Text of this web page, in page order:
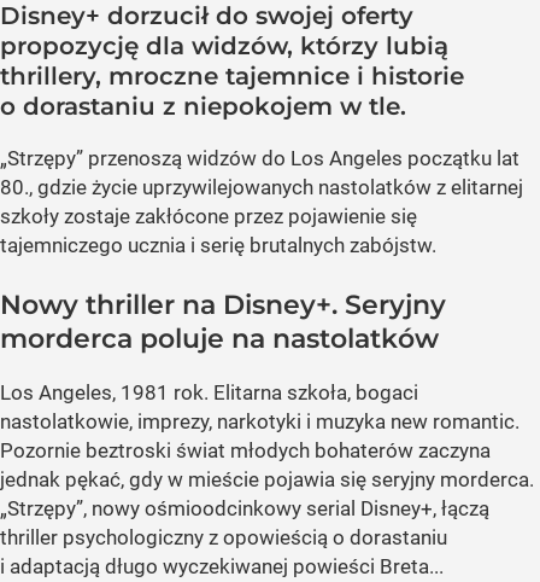
Disney+ dorzucił do swojej oferty
propozycję dla widzów, którzy lubią
thrillery, mroczne tajemnice i historie
o dorastaniu z niepokojem w tle.
„Strzępy” przenoszą widzów do Los Angeles początku lat
80., gdzie życie uprzywilejowanych nastolatków z elitarnej
szkoły zostaje zakłócone przez pojawienie się
tajemniczego ucznia i serię brutalnych zabójstw.
Nowy thriller na Disney+. Seryjny
morderca poluje na nastolatków
Los Angeles, 1981 rok. Elitarna szkoła, bogaci
nastolatkowie, imprezy, narkotyki i muzyka new romantic.
Pozornie beztroski świat młodych bohaterów zaczyna
jednak pękać, gdy w mieście pojawia się seryjny morderca.
„Strzępy”, nowy ośmioodcinkowy serial Disney+, łączą
thriller psychologiczny z opowieścią o dorastaniu
i adaptacją długo wyczekiwanej powieści Breta...